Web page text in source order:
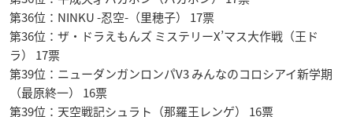
第36位：NINKU -忍空-（里穂子） 17票
第36位：ザ・ドラえもんズ ミステリーX’マス大作戦（王ド
ラ） 17票
第39位：ニューダンガンロンパV3 みんなのコロシアイ新学期
（最原終一） 16票
第39位：天空戦記シュラト（那羅王レンゲ） 16票